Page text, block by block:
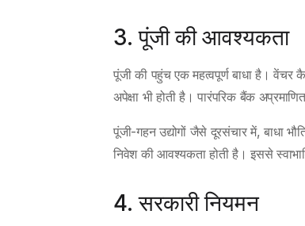
3. पूंजी की आवश्यकता
पूंजी की पहुंच एक महत्वपूर्ण बाधा है। वेंचर
अपेक्षा भी होती है। पारंपरिक बैंक
पूंजी-गहन उद्योगों जैसे दूरसंचार में, बाधा
निवेश की आवश्यकता होती है। इससे
4. सरकारी नियमन